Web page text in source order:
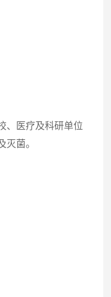
、医疗及科研单位
灭菌。